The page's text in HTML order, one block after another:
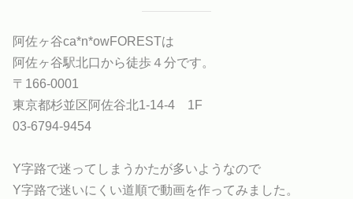
阿佐ヶ谷ca*n*owFORESTは
阿佐ヶ谷駅北口から徒歩４分です。
〒166-0001
東京都杉並区阿佐谷北1-14-4 1F
03-6794-9454
Y字路で迷ってしまうかたが多いようなので
Y字路で迷いにくい道順で動画を作ってみました。